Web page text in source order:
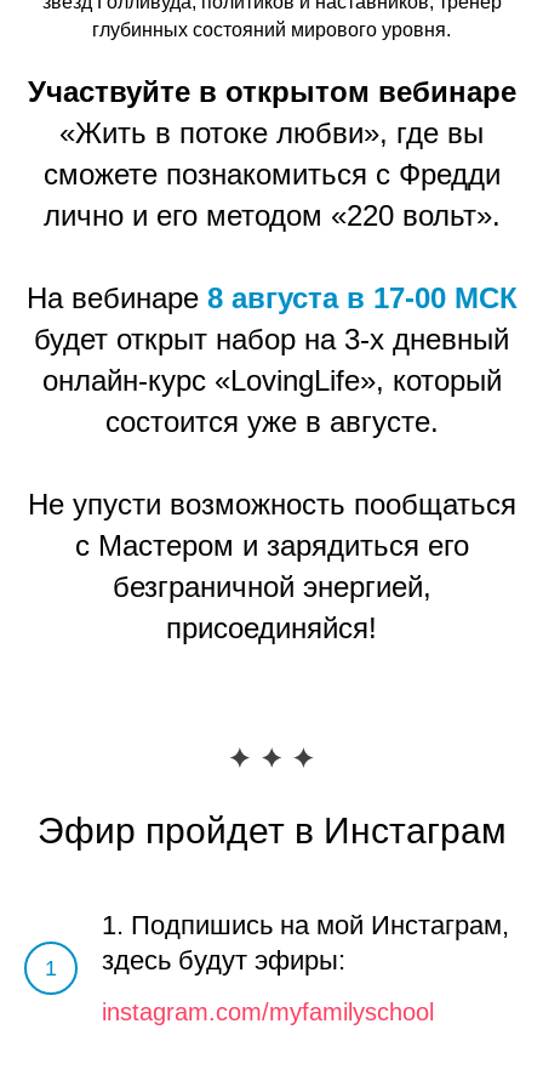
глубинных состояний мирового уровня.
Участвуйте в открытом вебинаре
«Жить в потоке любви», где вы
сможете познакомиться с Фредди
лично и его методом «220 вольт».
На вебинаре 8 августа в 17-00 МСК
будет открыт набор на 3-х дневный
онлайн-курс «LovingLife», который
состоится уже в августе.
Не упусти возможность пообщаться
с Мастером и зарядиться его
безграничной энергией,
присоединяйся!
Эфир пройдет в Инстаграм
1
1. Подпишись на мой Инстаграм,
здесь будут эфиры:
instagram.com/myfamilyschool